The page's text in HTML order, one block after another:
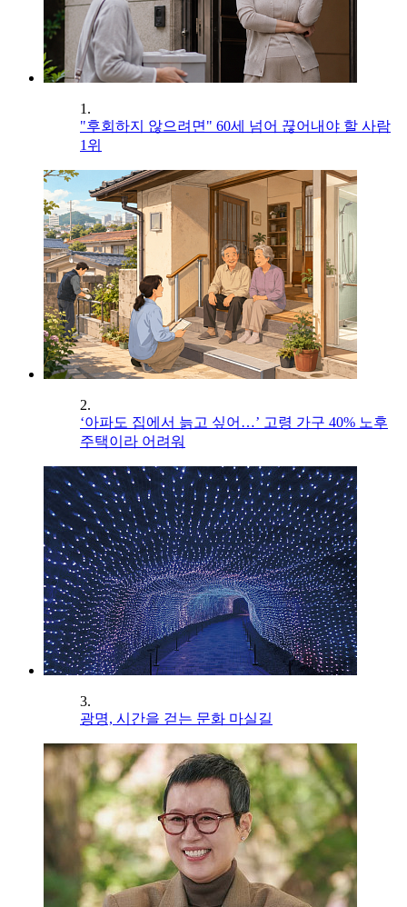
1.
"후회하지 않으려면" 60세 넘어 끊어내야 할 사람
1위
2.
‘아파도 집에서 늙고 싶어…’ 고령 가구 40% 노후
주택이라 어려워
3.
광명, 시간을 걷는 문화 마실길